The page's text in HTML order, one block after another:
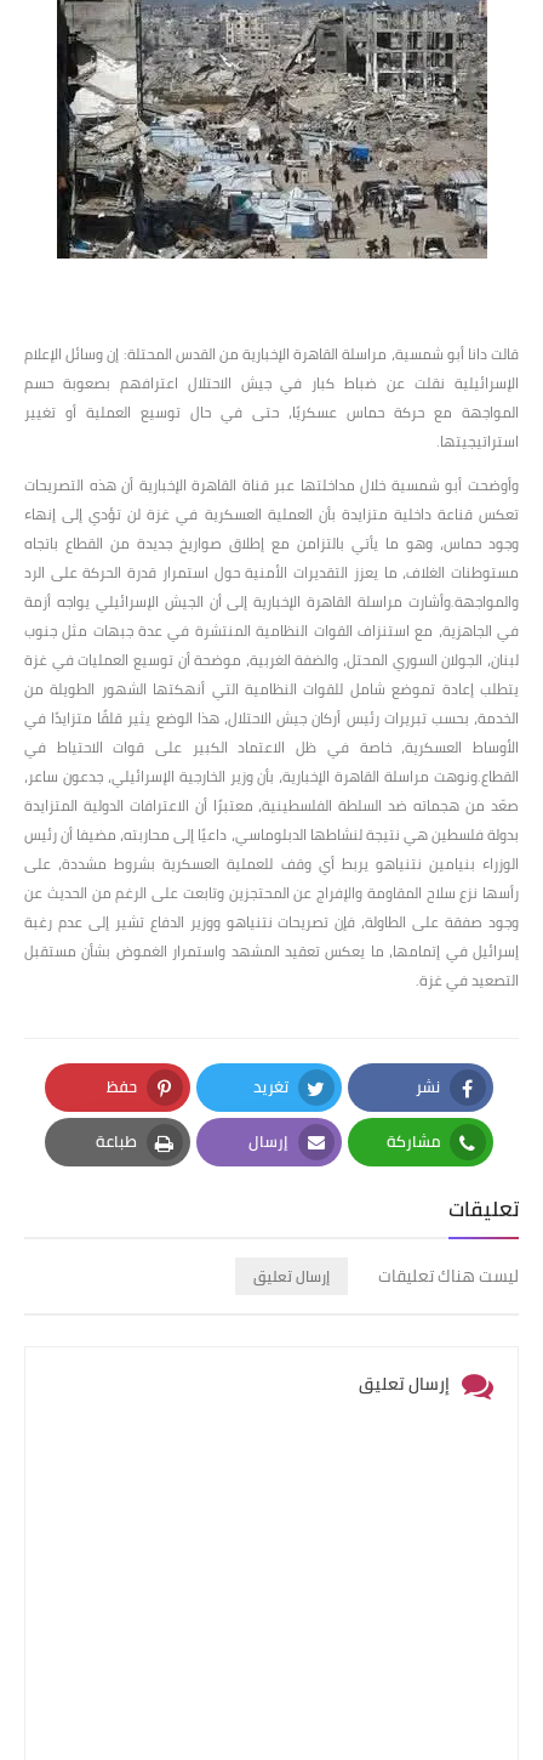
قالت دانا أبو شمسية، مراسلة القاهرة الإخبارية من القدس المحتلة: إن وسائل الإعلام
الإسرائيلية نقلت عن ضباط كبار في جيش الاحتلال اعترافهم بصعوبة حسم
المواجهة مع حركة حماس عسكريًا، حتى في حال توسيع العملية أو تغيير
استراتيجيتها.
وأوضحت أبو شمسية خلال مداخلتها عبر قناة القاهرة الإخبارية أن هذه التصريحات
تعكس قناعة داخلية متزايدة بأن العملية العسكرية في غزة لن تؤدي إلى إنهاء
وجود حماس، وهو ما يأتي بالتزامن مع إطلاق صواريخ جديدة من القطاع باتجاه
مستوطنات الغلاف، ما يعزز التقديرات الأمنية حول استمرار قدرة الحركة على الرد
والمواجهة.وأشارت مراسلة القاهرة الإخبارية إلى أن الجيش الإسرائيلي يواجه أزمة
في الجاهزية، مع استنزاف القوات النظامية المنتشرة في عدة جبهات مثل جنوب
لبنان، الجولان السوري المحتل، والضفة الغربية، موضحة أن توسيع العمليات في غزة
يتطلب إعادة تموضع شامل للقوات النظامية التي أنهكتها الشهور الطويلة من
الخدمة، بحسب تبريرات رئيس أركان جيش الاحتلال، هذا الوضع يثير قلقًا متزايدًا في
الأوساط العسكرية، خاصة في ظل الاعتماد الكبير على قوات الاحتياط في
القطاع.ونوهت مراسلة القاهرة الإخبارية، بأن وزير الخارجية الإسرائيلي، جدعون ساعر،
صعّد من هجماته ضد السلطة الفلسطينية، معتبرًا أن الاعترافات الدولية المتزايدة
بدولة فلسطين هي نتيجة لنشاطها الدبلوماسي، داعيًا إلى محاربته، مضيفا أن رئيس
الوزراء بنيامين نتنياهو يربط أي وقف للعملية العسكرية بشروط مشددة، على
رأسها نزع سلاح المقاومة والإفراج عن المحتجزين وتابعت على الرغم من الحديث عن
وجود صفقة على الطاولة، فإن تصريحات نتنياهو ووزير الدفاع تشير إلى عدم رغبة
إسرائيل في إتمامها، ما يعكس تعقيد المشهد واستمرار الغموض بشأن مستقبل
التصعيد في غزة.
نشر
Facebook
تغريد
Twitter
حفظ
Pinterest
مشاركة
Whatsapp
إرسال
Email
طباعة
Print
تعليقات
ليست هناك تعليقات إرسال تعليق
إرسال تعليق